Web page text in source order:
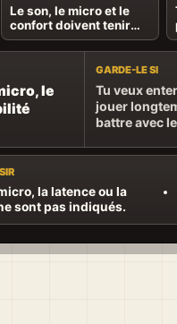
Le son, le micro et le
confort doivent tenir
ensemble pendant
toute la session.
le
GARDE-LE SI
Tu veux
jouer
battre avec
la latence ou la
sont pas indiqués.